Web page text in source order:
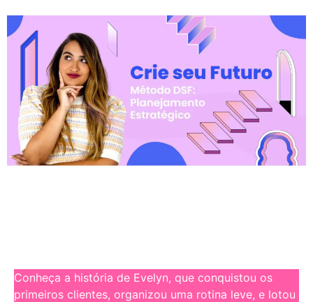
Conheça a história de Evelyn, que conquistou os
primeiros clientes, organizou uma rotina leve, e lotou